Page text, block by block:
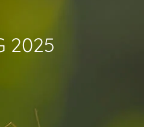
2025